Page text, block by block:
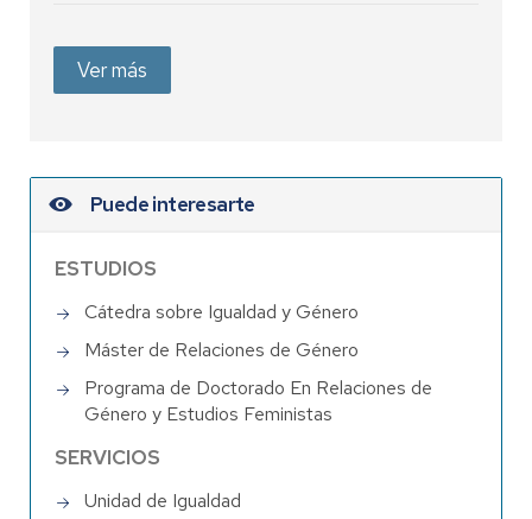
Ver más
Puede interesarte
ESTUDIOS
Cátedra sobre Igualdad y Género
Máster de Relaciones de Género
Programa de Doctorado En Relaciones de
Género y Estudios Feministas
SERVICIOS
Unidad de Igualdad